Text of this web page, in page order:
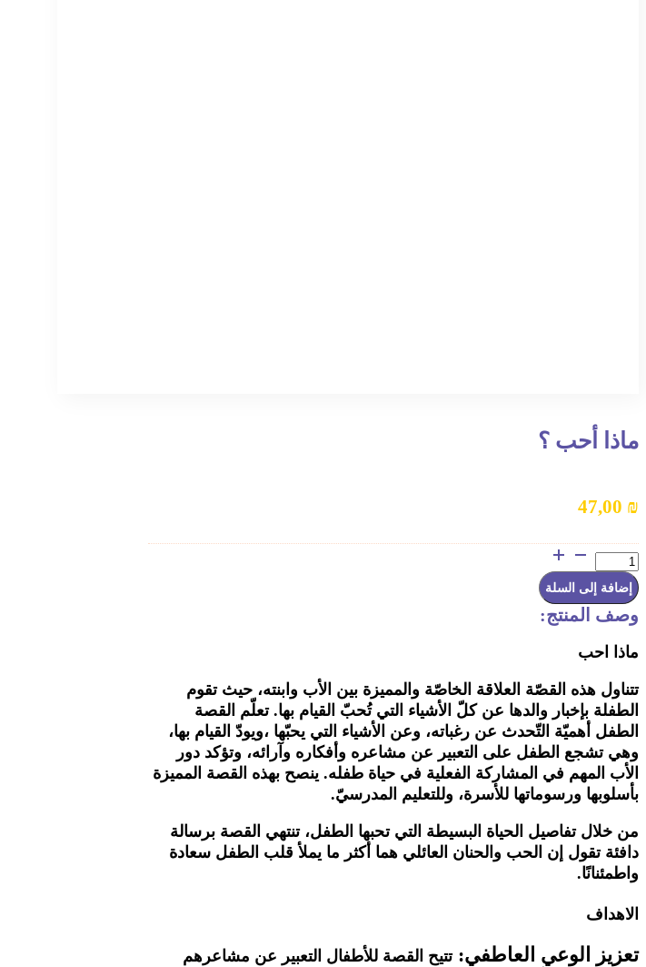
ماذا أحب ؟
47,00 ₪
كمية
ماذا
أحب
؟
إضافة إلى السلة
وصف المنتج:
ماذا احب
تتناول هذه القصّة العلاقة الخاصّة والمميزة بين الأب وابنته، حيث تقوم
الطفلة بإخبار والدها عن كلّ الأشياء التي تُحبّ القيام بها.تعلّم القصة
الطفل أهميّة التّحدث عن رغباته، وعن الأشياء التي يحبّها ،ويودّ القيام بها،
وهي تشجع الطفل على التعبير عن مشاعره وأفكاره وآرائه، وتؤكد دور
الأب المهم في المشاركة الفعلية في حياة طفله. ينصح بهذه القصة المميزة
بأسلوبها ورسوماتها للأسرة، وللتعليم المدرسيّ.
من خلال تفاصيل الحياة البسيطة التي تحبها الطفل، تنتهي القصة برسالة
دافئة تقول إن الحب والحنان العائلي هما أكثر ما يملأ قلب الطفل سعادة
واطمئنانًا.
الاهداف
تعزيز الوعي العاطفي: تتيح القصة للأطفال التعبير عن مشاعرهم